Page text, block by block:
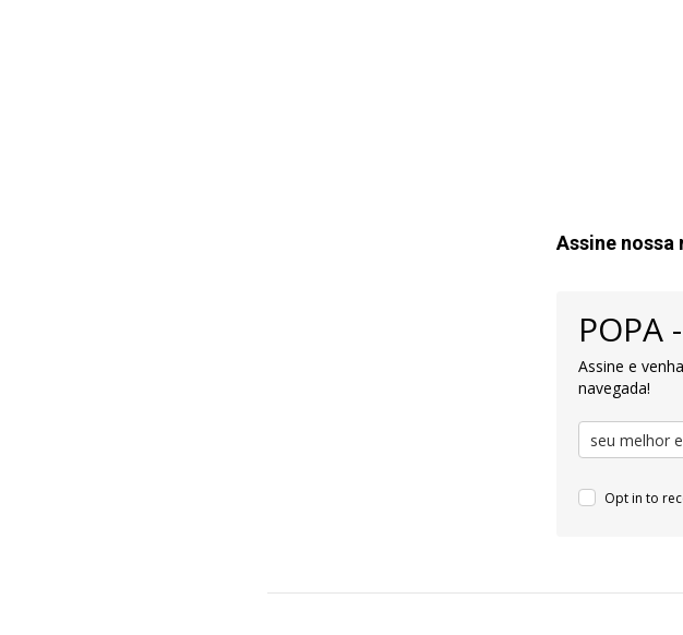
Assine nossa
Assine e
navegada!
Opt in to